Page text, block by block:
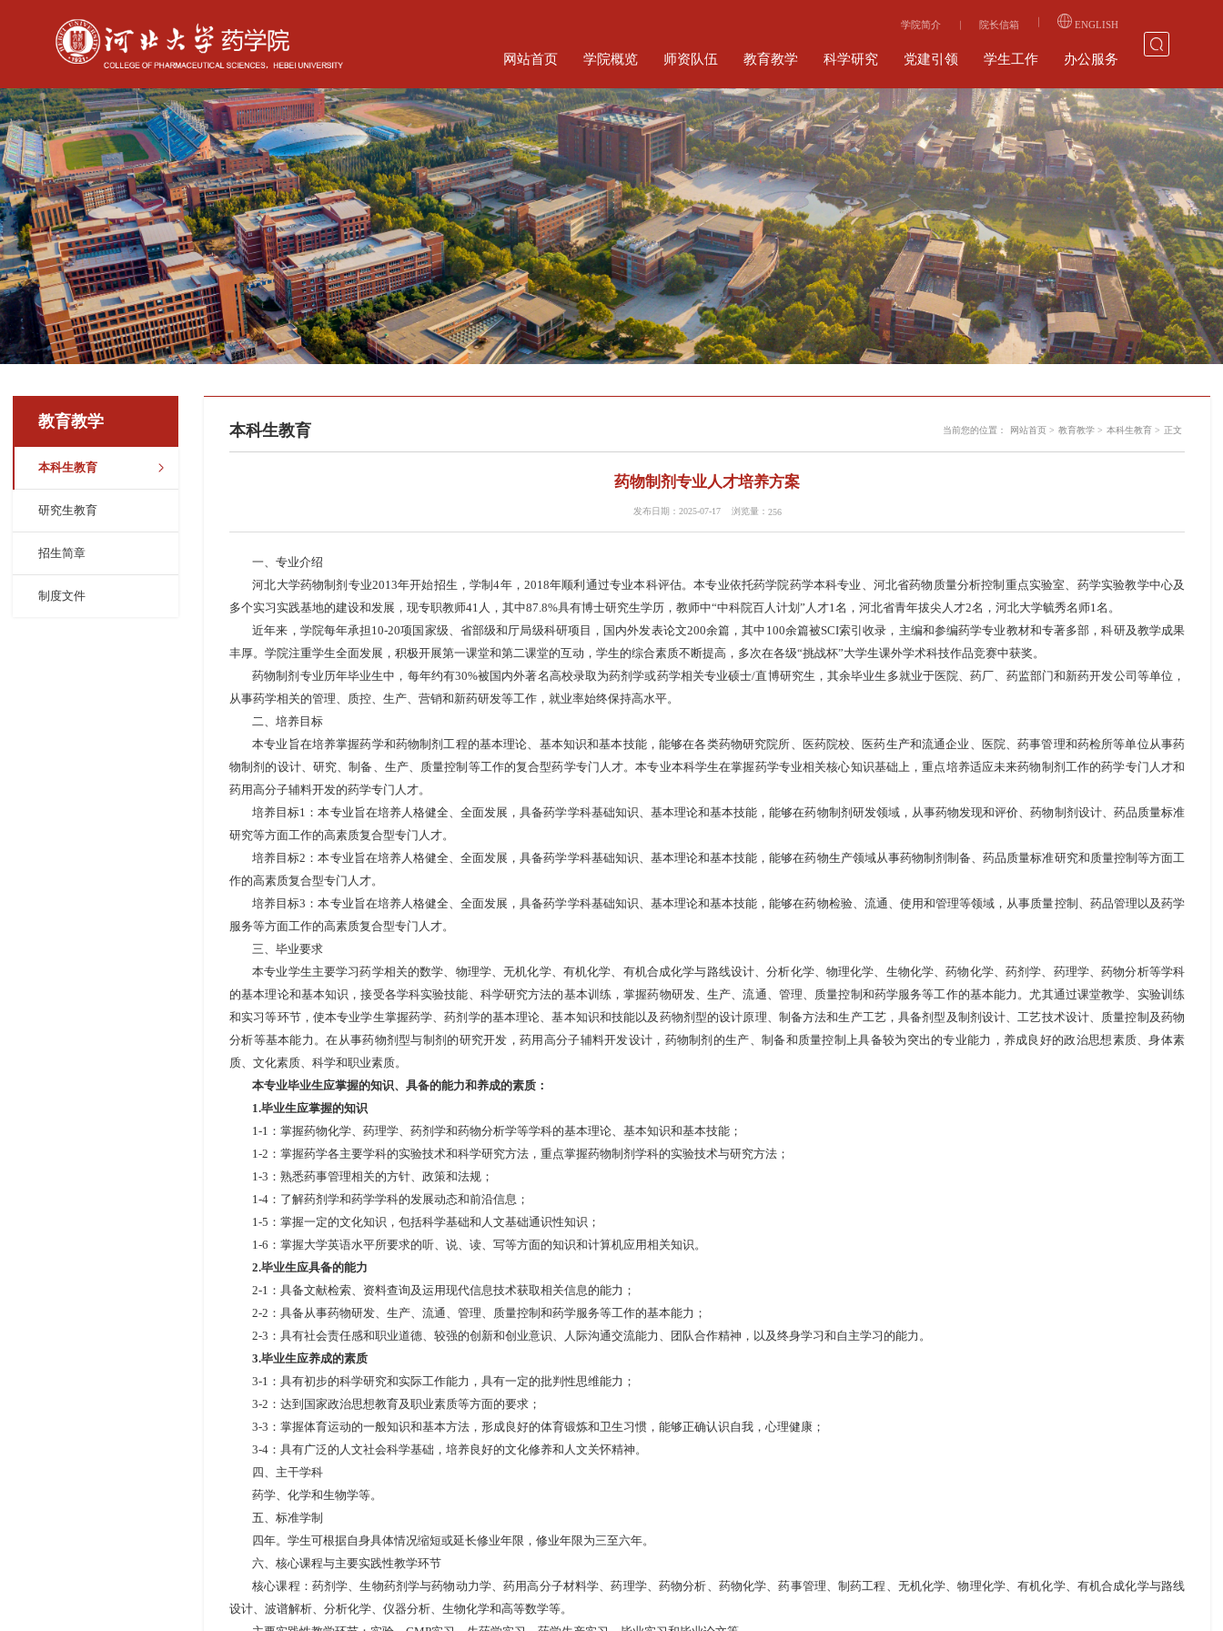
学院简介 院长信箱 ENGLISH
网站首页 学院概览 师资队伍 教育教学 科学研究 党建引领 学生工作 办公服务
教育教学
本科生教育
研究生教育
招生简章
制度文件
本科生教育 当前您的位置： 网站首页 > 教育教学 > 本科生教育 > 正文
药物制剂专业人才培养方案
发布日期：2025-07-17 浏览量： 256
一、专业介绍
河北大学药物制剂专业2013年开始招生，学制4年， 2018年顺利通过专业本科评估。本专业依托药学院药学本科专业、河北省药物质量分析控制重点实验室、药学实验教学中心及
多个实习实践基地的建设和发展，现专职教师41 人，其中87.8%具有博士研究生学历，教师中“中科院百人计划 ” 人才1名，河北省青年拔尖人才2名，河北大学毓秀名师1名。
近年来，学院每年承担10-20项国家级、省部级和厅局级科研项目，国内外发表论文200余篇，其中 100余篇被SCI索引收录，主编和参编药学专业教材和专著多部，科研及教学成果
丰厚。学院注重学生全面发展，积极开展第一课堂和第二课堂的互动，学生的综合素质不断提高，多次在各级“挑战杯”大学生课外学术科技作品竞赛中获奖。
药物制剂专业历年毕业生中，每年约有30%被国内外著名高校录取为药剂学或药学相关专业硕士/直博研究生，其余毕业生多就业于医院、药厂、药监部门和新药开发公司等单位，
从事药学相关的管理、质控、生产、营销和新药研发等工作，就业率始终保持高水平。
二、培养目标
本专业旨在培养掌握药学和药物制剂工程的基本理论、基本知识和基本技能，能够在各类药物研究院所、医药院校、医药生产和流通企业、医院、药事管理和药检所等单位从事药
物制剂的设计、研究、制备、生产、质量控制等工作的复合型药学专门人才。本专业本科学生在掌握药学专业相关核心知识基础上，重点培养适应未来药物制剂工作的药学专门人才和
药用高分子辅料开发的药学专门人才。
培养目标1 ：本专业旨在培养人格健全、全面发展，具备药学学科基础知识、基本理论和基本技能，能够在药物制剂研发领域，从事药物发现和评价、药物制剂设计、药品质量标准
研究等方面工作的高素质复合型专门人才。
培养目标2 ：本专业旨在培养人格健全、全面发展，具备药学学科基础知识、基本理论和基本技能，能够在药物生产领域从事药物制剂制备、药品质量标准研究和质量控制等方面工
作的高素质复合型专门人才。
培养目标3 ：本专业旨在培养人格健全、全面发展，具备药学学科基础知识、基本理论和基本技能，能够在药物检验、流通、使用和管理等领域，从事质量控制、药品管理以及药学
服务等方面工作的高素质复合型专门人才。
三、毕业要求
本专业学生主要学习药学相关的数学、物理学、无机化学、有机化学、有机合成化学与路线设计、分析化学、物理化学、生物化学、药物化学、药剂学、药理学、药物分析等学科
的基本理论和基本知识，接受各学科实验技能、科学研究方法的基本训练，掌握药物研发、生产、流通、管理、质量控制和药学服务等工作的基本能力。尤其通过课堂教学、实验训练
和实习等环节，使本专业学生掌握药学、药剂学的基本理论、基本知识和技能以及药物剂型的设计原理、制备方法和生产工艺，具备剂型及制剂设计、工艺技术设计、质量控制及药物
分析等基本能力。在从事药物剂型与制剂的研究开发，药用高分子辅料开发设计，药物制剂的生产、制备和质量控制上具备较为突出的专业能力，养成良好的政治思想素质、身体素
质、文化素质、科学和职业素质。
本专业毕业生应掌握的知识、具备的能力和养成的素质：
1.毕业生应掌握的知识
1-1 ：掌握药物化学、药理学、药剂学和药物分析学等学科的基本理论、基本知识和基本技能；
1-2 ：掌握药学各主要学科的实验技术和科学研究方法，重点掌握药物制剂学科的实验技术与研究方法；
1-3 ：熟悉药事管理相关的方针、政策和法规；
1-4 ：了解药剂学和药学学科的发展动态和前沿信息；
1-5 ：掌握一定的文化知识，包括科学基础和人文基础通识性知识；
1-6 ：掌握大学英语水平所要求的听、说、读、写等方面的知识和计算机应用相关知识。
2.毕业生应具备的能力
2-1 ：具备文献检索、资料查询及运用现代信息技术获取相关信息的能力；
2-2 ：具备从事药物研发、生产、流通、管理、质量控制和药学服务等工作的基本能力；
2-3 ：具有社会责任感和职业道德、较强的创新和创业意识、人际沟通交流能力、团队合作精神，以及终身学习和自主学习的能力。
3.毕业生应养成的素质
3-1 ：具有初步的科学研究和实际工作能力，具有一定的批判性思维能力；
3-2 ：达到国家政治思想教育及职业素质等方面的要求；
3-3 ：掌握体育运动的一般知识和基本方法，形成良好的体育锻炼和卫生习惯，能够正确认识自我，心理健康；
3-4 ：具有广泛的人文社会科学基础，培养良好的文化修养和人文关怀精神。
四、主干学科
药学、化学和生物学等。
五、标准学制
四年。学生可根据自身具体情况缩短或延长修业年限，修业年限为三至六年。
六、核心课程与主要实践性教学环节
核心课程：药剂学、生物药剂学与药物动力学、药用高分子材料学、药理学、药物分析、药物化学、药事管理、制药工程、无机化学、物理化学、有机化学、有机合成化学与路线
设计、波谱解析、分析化学、仪器分析、生物化学和高等数学等。